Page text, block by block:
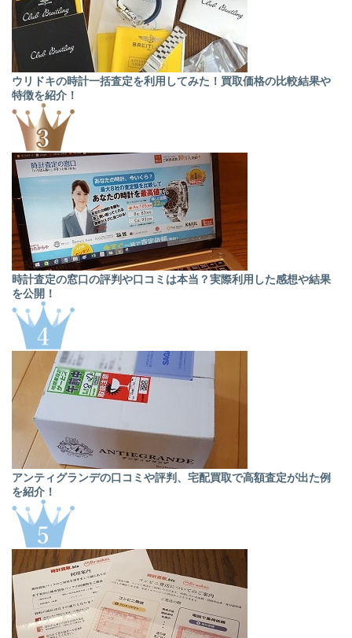
ウリドキの時計一括査定を利用してみた！買取価格の比較結果や
特徴を紹介！
時計査定の窓口の評判や口コミは本当？実際利用した感想や結果
を公開！
アンティグランデの口コミや評判、宅配買取で高額査定が出た例
を紹介！